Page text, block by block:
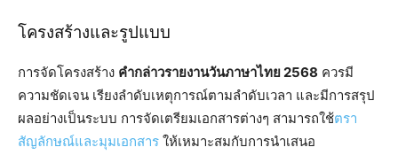
โครงสร้างและรูปแบบ
การจัดโครงสร้าง คำกล่าวรายงานวันภาษาไทย 2568 ควรมี
ความชัดเจน เรียงลำดับเหตุการณ์ตามลำดับเวลา และมีการสรุป
ผลอย่างเป็นระบบ การจัดเตรียมเอกสารต่างๆ สามารถใช้ตรา
สัญลักษณ์และมุมเอกสาร ให้เหมาะสมกับการนำเสนอ